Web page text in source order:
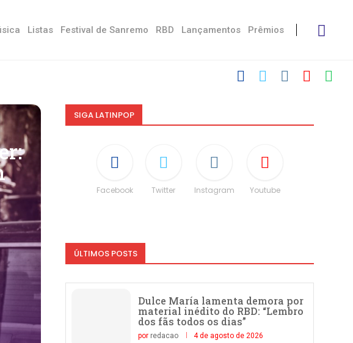
Listas Festival de Sanremo RBD Lançamentos Prêmios
SIGA LATINPOP
Facebook Twitter Instagram Youtube
ÚLTIMOS POSTS
Dulce María lamenta demora por
material inédito do RBD: “Lembro
dos fãs todos os dias”
por redacao 4 de agosto de 2026